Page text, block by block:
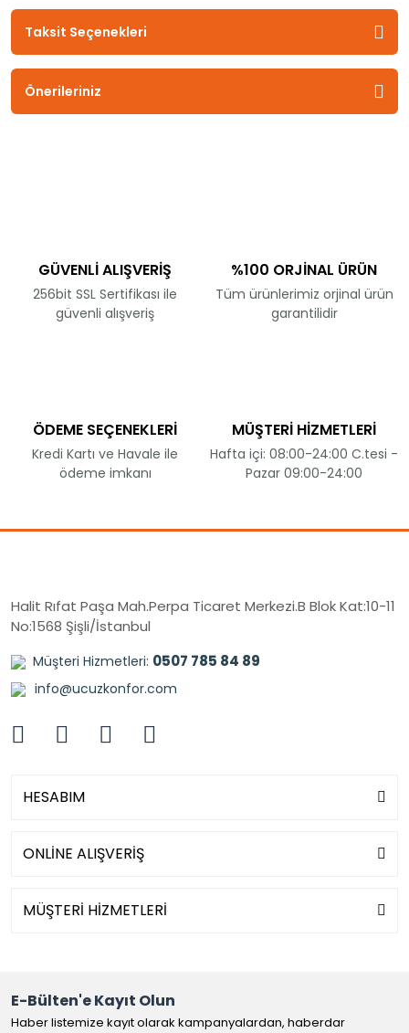
Taksit Seçenekleri
Önerileriniz
GÜVENLİ ALIŞVERİŞ
256bit SSL Sertifikası ile
güvenli alışveriş
%100 ORJİNAL ÜRÜN
Tüm ürünlerimiz orjinal ürün
garantilidir
ÖDEME SEÇENEKLERİ
Kredi Kartı ve Havale ile
ödeme imkanı
MÜŞTERİ HİZMETLERİ
Hafta içi: 08:00-24:00 C.tesi -
Pazar 09:00-24:00
Halit Rıfat Paşa Mah.Perpa Ticaret Merkezi.B Blok Kat:10-11
No:1568 Şişli/İstanbul
Müşteri Hizmetleri: 0507 785 84 89
info@ucuzkonfor.com
HESABIM
ONLİNE ALIŞVERİŞ
MÜŞTERİ HİZMETLERİ
E-Bülten'e Kayıt Olun
Haber listemize kayıt olarak kampanyalardan, haberdar